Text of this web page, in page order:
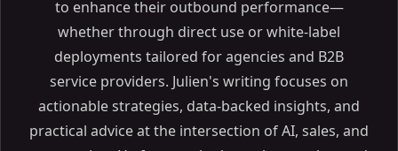
to enhance their outbound performance—
whether through direct use or white-label
deployments tailored for agencies and B2B
service providers. Julien's writing focuses on
actionable strategies, data-backed insights, and
practical advice at the intersection of AI, sales, and